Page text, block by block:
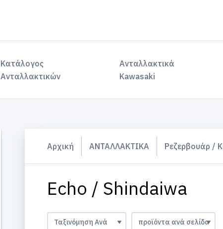
Κατάλογος
Ανταλλακτικών
Ανταλλακτικά
Kawasaki
Αρχική ΑΝΤΑΛΛΑΚΤΙΚΑ Ρεζερβουάρ /
Echo / Shindaiwa